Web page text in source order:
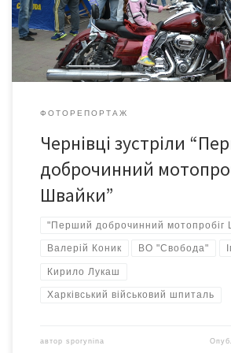
Хмельницький-Вінниця-Черкаси-
Херсон-Запоріжжя-Дніпропетровськ-
памятника Тарасу Шевченку чернівчани
мотопробіг.
ФОТОРЕПОРТАЖ
Чернівці зустріли
доброчинний
Швайки”
"Перший доброчинний мотопробіг
Валерій Коник ВО "Свобода"
Кирило Лукаш
Харківський військовий шпиталь
автор sporynina